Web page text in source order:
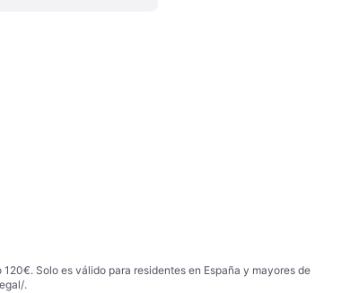
Solo es válido para residentes en España y mayores de
.